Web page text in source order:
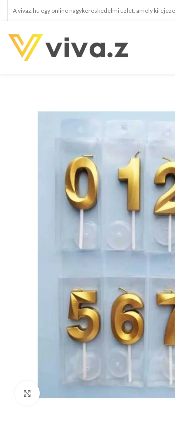
A vivaz.hu egy online nagykereskedelmi üzlet, amely